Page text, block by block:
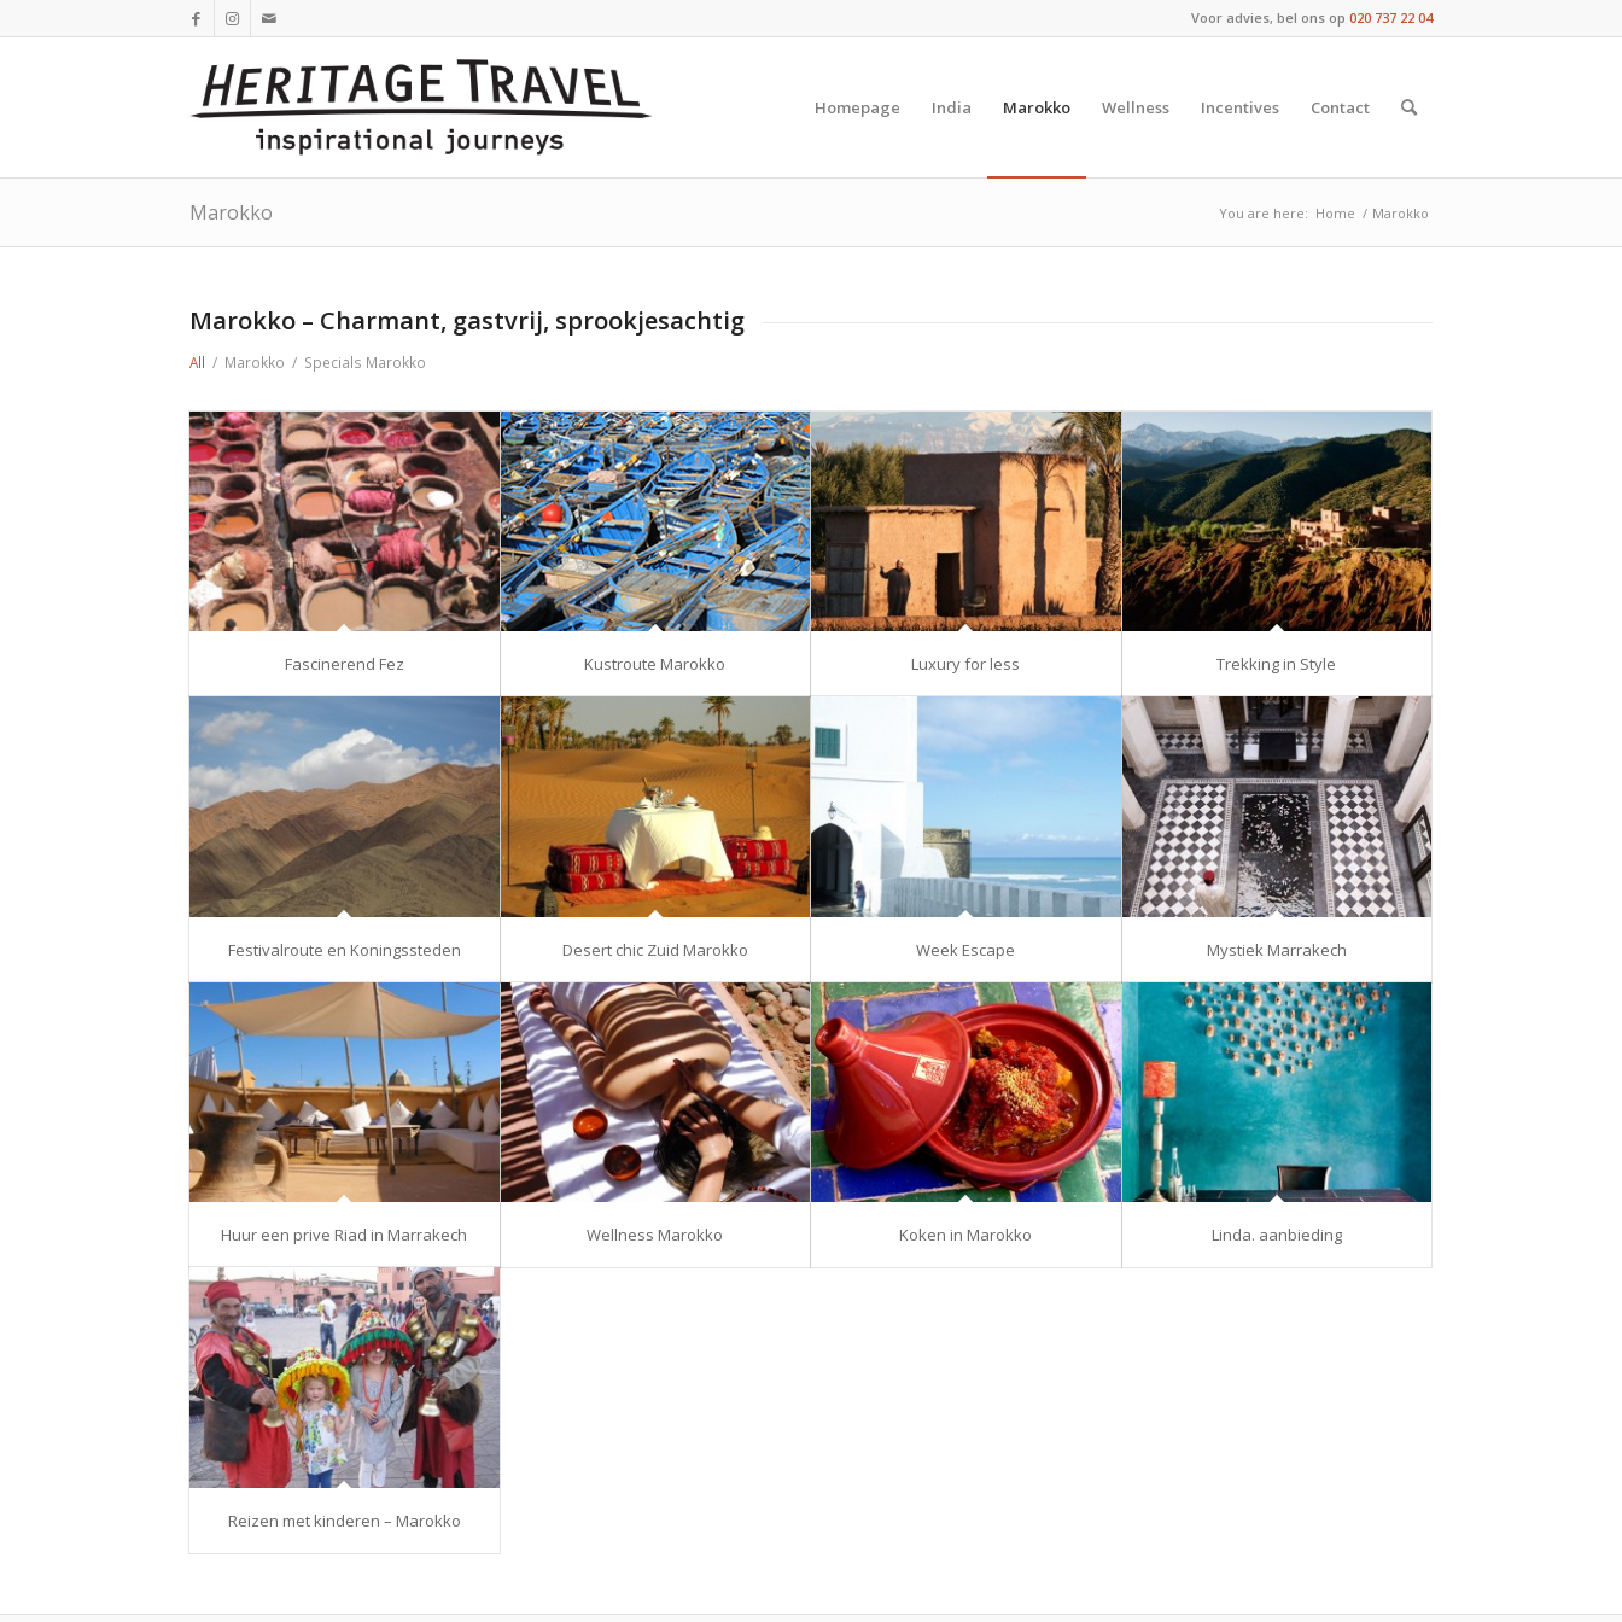
Voor advies, bel ons op 020 737 22 04
Homepage India Marokko Wellness Incentives Contact
Marokko You are here: Home / Marokko
Marokko – Charmant, gastvrij, sprookjesachtig
All / Marokko / Specials Marokko
Fascinerend Fez Kustroute Marokko Luxury for less Trekking in Style
Festivalroute en Koningssteden Desert chic Zuid Marokko Week Escape Mystiek Marrakech
Huur een prive Riad in Marrakech Wellness Marokko Koken in Marokko Linda. aanbieding
Reizen met kinderen – Marokko